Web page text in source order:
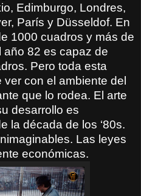
Edimburgo, Londres,
París y Düsseldof. En
1000 cuadros y más de
año 82 es capaz de
Pero toda esta
con el ambiente del
que lo rodea. El arte
desarrollo es
la década de los ‘80s.
Las leyes
económicas.